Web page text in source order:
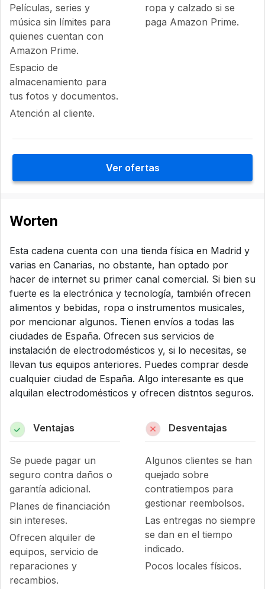
Películas, series y
música sin límites para
quienes cuentan con
Amazon Prime.
Espacio de
almacenamiento para
tus fotos y documentos.
Atención al cliente.
ropa y calzado si se
paga Amazon Prime.
Ver ofertas
Worten
Esta cadena cuenta con una tienda física en Madrid y
varias en Canarias, no obstante, han optado por
hacer de internet su primer canal comercial. Si bien su
fuerte es la electrónica y tecnología, también ofrecen
alimentos y bebidas, ropa o instrumentos musicales,
por mencionar algunos. Tienen envíos a todas las
ciudades de España. Ofrecen sus servicios de
instalación de electrodomésticos y, si lo necesitas, se
llevan tus equipos anteriores. Puedes comprar desde
cualquier ciudad de España. Algo interesante es que
alquilan electrodomésticos y ofrecen distntos seguros.
Ventajas
Se puede pagar un
seguro contra daños o
garantía adicional.
Planes de financiación
sin intereses.
Ofrecen alquiler de
equipos, servicio de
reparaciones y
recambios.
Desventajas
Algunos clientes se han
quejado sobre
contratiempos para
gestionar reembolsos.
Las entregas no siempre
se dan en el tiempo
indicado.
Pocos locales físicos.